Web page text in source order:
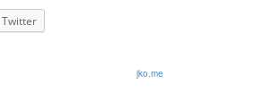
Twitter
jko.me